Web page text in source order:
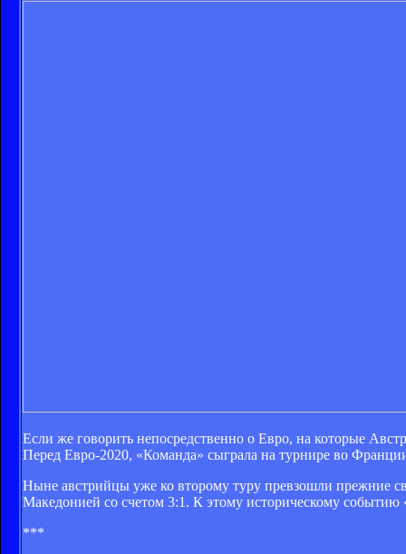
Если же говорить непосредственно о Евро, на которые
Перед Евро-2020, «Команда» сыграла на турнире во
Ныне австрийцы уже ко второму туру превзошли прежние
Македонией со счетом 3:1. К этому историческому
***